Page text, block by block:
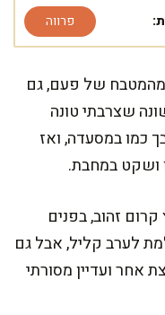
פרווה
מהמטבח של פעם, גם
שצרבתי טונה
כמו במסעדה, ואז
ושקט במחבת.
זהוב, בפנים
לערב קליל, אבל גם
ועדיין מסורתי